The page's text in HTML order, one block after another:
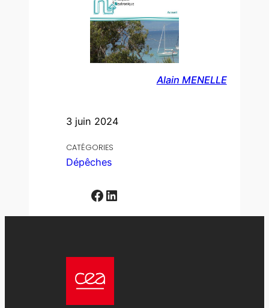
3 juin 2024
CATÉGORIES
Dépêches
Facebook LinkedIn
Alain MENELLE